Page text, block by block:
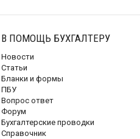
В ПОМОЩЬ БУХГАЛТЕРУ
Новости
Статьи
Бланки и формы
ПБУ
Вопрос ответ
Форум
Бухгалтерские проводки
Справочник